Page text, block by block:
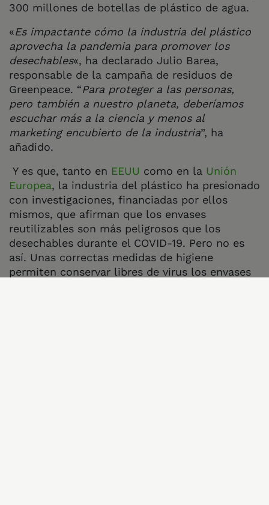
300 millones de botellas de plástico de agua.
«Es impactante cómo la industria del plástico
aprovecha la pandemia para promover los
desechables«, ha declarado Julio Barea,
responsable de la campaña de residuos de
Greenpeace. “Para proteger a las personas,
pero también a nuestro planeta, deberíamos
escuchar más a la ciencia y menos al
marketing encubierto de la industria”, ha
añadido.
Y es que, tanto en EEUU como en la Unión
Europea, la industria del plástico ha presionado
con investigaciones, financiadas por ellos
mismos, que afirman que los envases
reutilizables son más peligrosos que los
desechables durante el COVID-19. Pero no es
así. Unas correctas medidas de higiene
permiten conservar libres de virus los envases